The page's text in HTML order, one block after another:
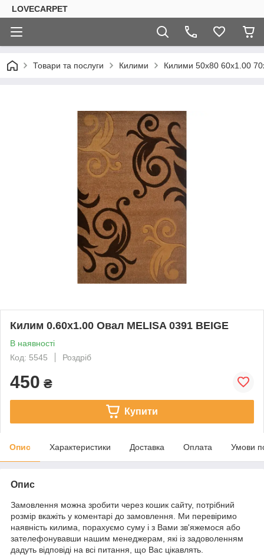
LOVECARPET
Товари та послуги Килими Килими 50х80 60х1.00
Килим 0.60х1.00 Овал MELISA 0391 BEIGE
В наявності
Код: 5545
Роздріб
450 ₴
Купити
Опис Характеристики Доставка Оплата Умови
Опис
Замовлення можна зробити через кошик сайту, потрібний
розмір вкажіть у коментарі до замовлення. Ми перевіримо
наявність килима, порахуємо суму і з Вами зв'яжемося або
зателефонувавши нашим менеджерам, які із задоволенням
дадуть відповіді на всі питання, що Вас цікавлять.